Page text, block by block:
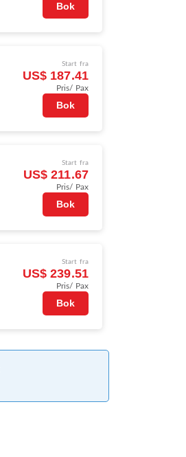
Bok
Start fra
US$ 187.41
Pris/ Pax
Bok
Start fra
US$ 211.67
Pris/ Pax
Bok
Start fra
US$ 239.51
Pris/ Pax
Bok